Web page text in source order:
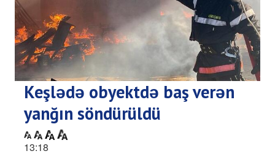
Keşlədə obyektdə baş verən
yanğın söndürüldü
13:18